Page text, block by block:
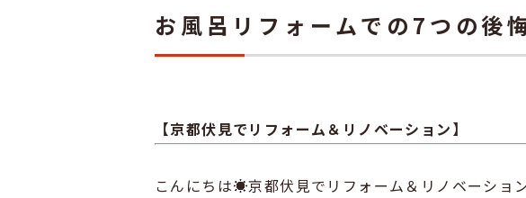
お風呂リフォームでの7つの後
【京都伏見でリフォーム＆リノベーション】
こんにちは☀京都伏見でリフォーム＆リノベーショ